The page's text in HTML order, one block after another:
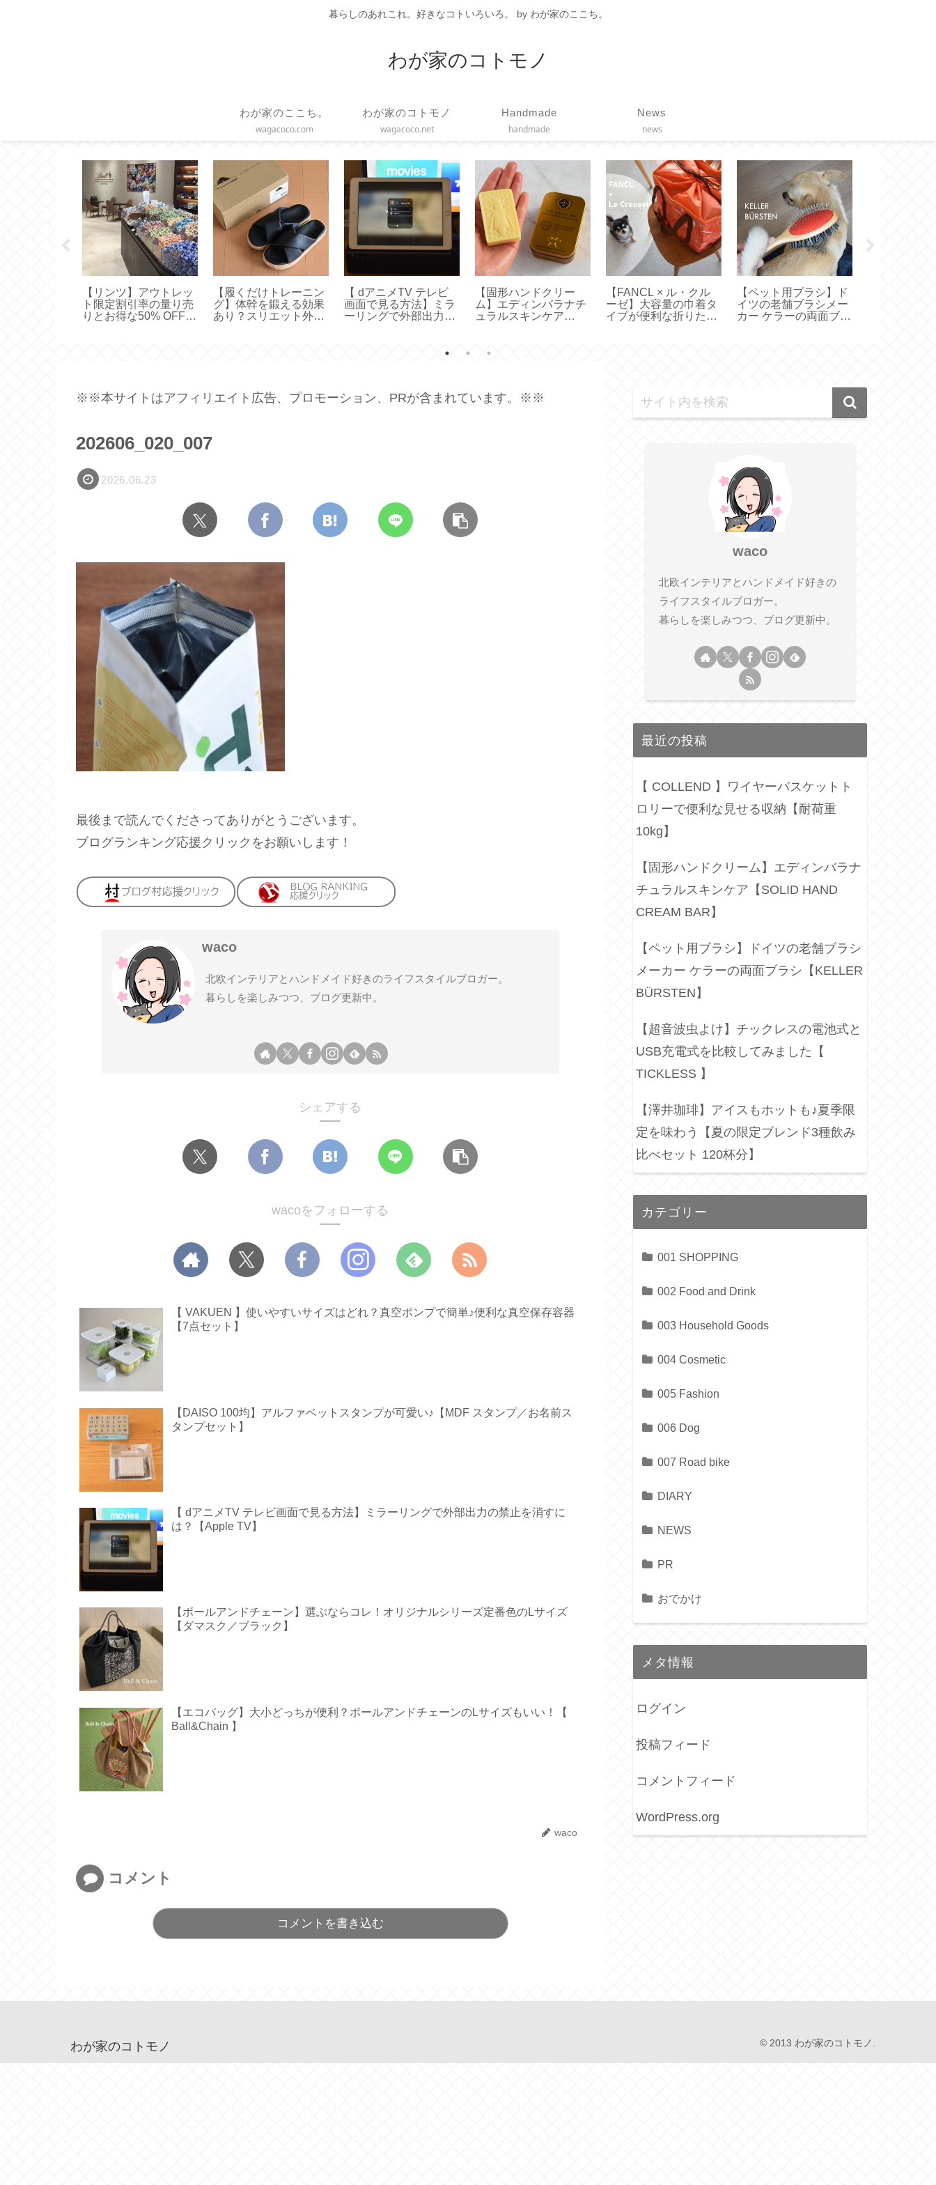
暮らしのあれこれ。好きなコトいろいろ。 by わが家のここち。
わが家のコトモノ
わが家のここち。
wagacoco.com
わが家のコトモノ
wagacoco.net
Handmade
handmade
News
news
【DAISO 100均】アル
ファベットスタンプが
可愛い♪【MDF スタン
100均◇手軽で便利な
マスキングテープカッ
ター2種【DAISO マグ
【ヘアケア】髪を内側
から補修する活性ケラ
チン配合！大人髪の補
【チェアシート】正し
い姿勢で疲れ軽減！ド
イツ生まれのコンフォ
【Sliet】これ正解！お
すすめは無理なく履け
るスリエット【体幹を
【コーヒースケール】
使いやすい！エペイオ
スの便利なアシストモ
※※本サイトはアフィリエイト広告、プロモーション、PRが含まれています。※※
202606_020_007
2026.06.23
最後まで読んでくださってありがとうございます。
ブログランキング応援クリックをお願いします！
waco
北欧インテリアとハンドメイド好きのライフスタイルブロガー。
暮らしを楽しみつつ、ブログ更新中。
シェアする
wacoをフォローする
【 VAKUEN 】使いやすいサイズはどれ？真空ポンプで簡単♪便利な真空保存容器
【7点セット】
【DAISO 100均】アルファベットスタンプが可愛い♪【MDF スタンプ／お名前ス
タンプセット】
【 dアニメTV テレビ画面で見る方法】ミラーリングで外部出力の禁止を消すに
は？【Apple TV】
【ボールアンドチェーン】選ぶならコレ！オリジナルシリーズ定番色のLサイズ
【ダマスク／ブラック】
【エコバッグ】大小どっちが便利？ボールアンドチェーンのLサイズもいい！【
Ball&Chain 】
waco
コメント
コメントを書き込む
waco
北欧インテリアとハンドメイド好きの
ライフスタイルブロガー。
暮らしを楽しみつつ、ブログ更新中。
最近の投稿
【 COLLEND 】ワイヤーバスケットト
ロリーで便利な見せる収納【耐荷重
10kg】
【固形ハンドクリーム】エディンバラナ
チュラルスキンケア【SOLID HAND
CREAM BAR】
【ペット用ブラシ】ドイツの老舗ブラシ
メーカー ケラーの両面ブラシ【KELLER
BÜRSTEN】
【超音波虫よけ】チックレスの電池式と
USB充電式を比較してみました【
TICKLESS 】
【澤井珈琲】アイスもホットも♪夏季限
定を味わう【夏の限定ブレンド3種飲み
比べセット 120杯分】
カテゴリー
001 SHOPPING
002 Food and Drink
003 Household Goods
004 Cosmetic
005 Fashion
006 Dog
007 Road bike
DIARY
NEWS
PR
おでかけ
メタ情報
ログイン
投稿フィード
コメントフィード
WordPress.org
わが家のコトモノ © 2013 わが家のコトモノ.